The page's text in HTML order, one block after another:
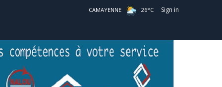
CAMAYENNE 26°C Sign in